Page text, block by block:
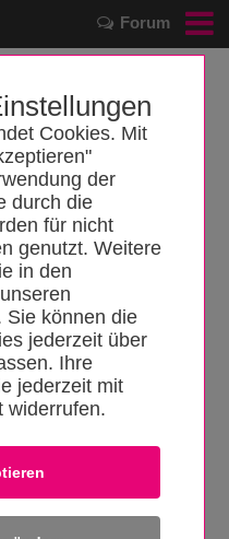
Cookies. Mit
der
durch die
für nicht
genutzt. Weitere
in den
Sie können die
jederzeit über
Ihre
jederzeit mit
widerrufen.
Forum